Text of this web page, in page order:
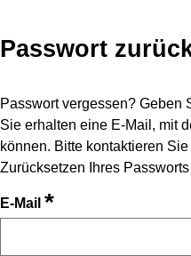
Passwort
Passwort vergessen? Geben
Sie erhalten eine E-Mail, mit
können. Bitte kontaktieren
Zurücksetzen Ihres
E-Mail *